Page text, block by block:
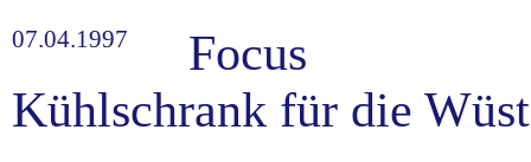
07.04.1997
Focus
Kühlschrank für die